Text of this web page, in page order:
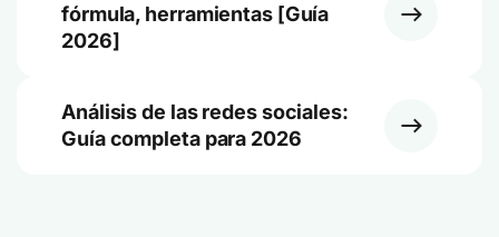
fórmula, herramientas [Guía
2026]
Análisis de las redes sociales:
Guía completa para 2026